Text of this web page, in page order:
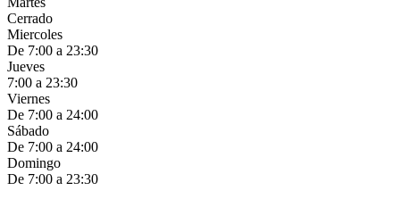
Cerrado
Miercoles
De 7:00 a 23:30
Jueves
7:00 a 23:30
Viernes
De 7:00 a 24:00
Sábado
De 7:00 a 24:00
Domingo
De 7:00 a 23:30